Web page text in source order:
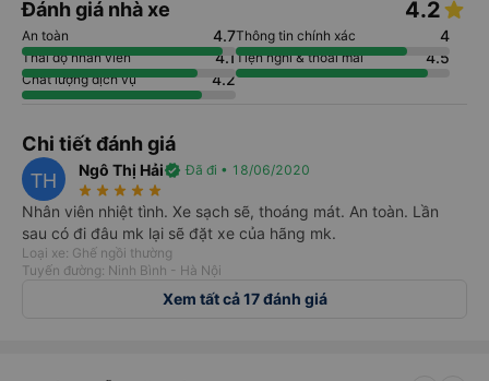
Đánh giá nhà xe 4.2
An toàn 4.7Thông tin chính xác 4
Thái độ nhân viên 4.1Tiện nghi & thoải mái 4.5
Chất lượng dịch vụ 4.2
Chi tiết đánh giá
TH Ngô Thị Hảiverified Đã đi • 18/06/2020
star_rate star_rate star_rate star_rate star_rate
Nhân viên nhiệt tình. Xe sạch sẽ, thoáng mát. An toàn. Lần
sau có đi đâu mk lại sẽ đặt xe của hãng mk.
Loại xe: Ghế ngồi thường
Tuyến đường: Ninh Bình - Hà Nội
Xem tất cả 17 đánh giá